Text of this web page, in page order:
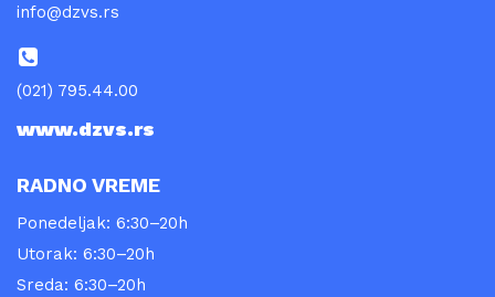
info@dzvs.rs
(021) 795.44.00
www.dzvs.rs
RADNO VREME
Ponedeljak: 6:30–20h
Utorak: 6:30–20h
Sreda: 6:30–20h